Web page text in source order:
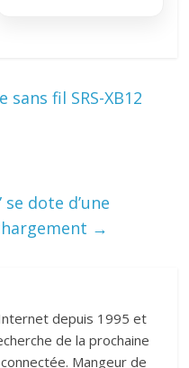
sans fil SRS-XB12
se dote d’une
→
depuis 1995 et
de la prochaine
Mangeur de